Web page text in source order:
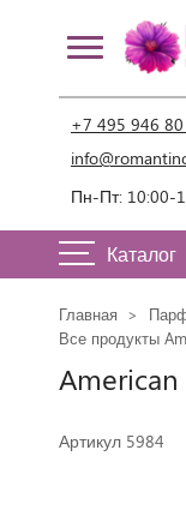
+7 495 946
Пн-Пт: 10:00-
Каталог
Главная
Все продукты
American
Артикул 5984